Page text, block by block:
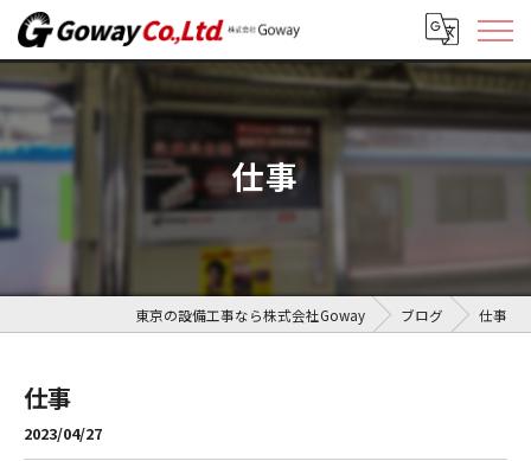
仕事
東京の設備工事なら株式会社Goway ブログ 仕事
仕事
2023/04/27